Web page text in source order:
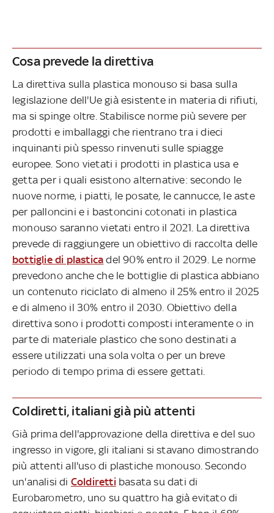
Cosa prevede la direttiva
La direttiva sulla plastica monouso si basa sulla
legislazione dell'Ue già esistente in materia di rifiuti,
ma si spinge oltre. Stabilisce norme più severe per
prodotti e imballaggi che rientrano tra i dieci
inquinanti più spesso rinvenuti sulle spiagge
europee. Sono vietati i prodotti in plastica usa e
getta per i quali esistono alternative: secondo le
nuove norme, i piatti, le posate, le cannucce, le aste
per palloncini e i bastoncini cotonati in plastica
monouso saranno vietati entro il 2021. La direttiva
prevede di raggiungere un obiettivo di raccolta delle
bottiglie di plastica del 90% entro il 2029. Le norme
prevedono anche che le bottiglie di plastica abbiano
un contenuto riciclato di almeno il 25% entro il 2025
e di almeno il 30% entro il 2030. Obiettivo della
direttiva sono i prodotti composti interamente o in
parte di materiale plastico che sono destinati a
essere utilizzati una sola volta o per un breve
periodo di tempo prima di essere gettati.
Coldiretti, italiani già più attenti
Già prima dell'approvazione della direttiva e del suo
ingresso in vigore, gli italiani si stavano dimostrando
più attenti all'uso di plastiche monouso. Secondo
un'analisi di Coldiretti basata su dati di
Eurobarometro, uno su quattro ha già evitato di